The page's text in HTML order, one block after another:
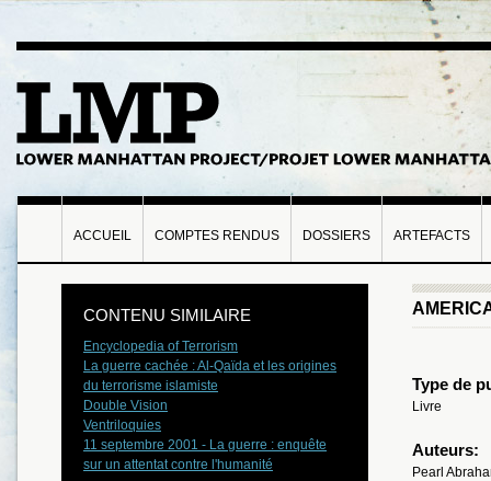
ACCUEIL COMPTES RENDUS DOSSIERS ARTEFACTS
Type de
Livre
Auteurs:
Pearl
CONTENU SIMILAIRE
Encyclopedia of Terrorism
La guerre cachée : Al-Qaïda et les origines
du terrorisme islamiste
Double Vision
Ventriloquies
11 septembre 2001 - La guerre : enquête
sur un attentat contre l'humanité